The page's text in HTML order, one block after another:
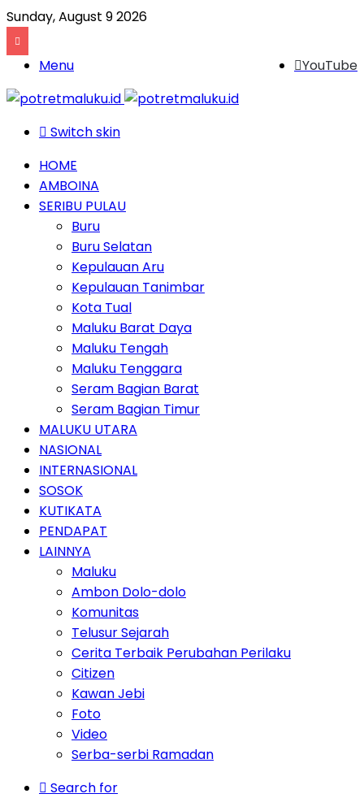
Sunday, August 9 2026
YouTube
Menu
Switch skin
HOME
AMBOINA
SERIBU PULAU
Buru
Buru Selatan
Kepulauan Aru
Kepulauan Tanimbar
Kota Tual
Maluku Barat Daya
Maluku Tengah
Maluku Tenggara
Seram Bagian Barat
Seram Bagian Timur
MALUKU UTARA
NASIONAL
INTERNASIONAL
SOSOK
KUTIKATA
PENDAPAT
LAINNYA
Maluku
Ambon Dolo-dolo
Komunitas
Telusur Sejarah
Cerita Terbaik Perubahan Perilaku
Citizen
Kawan Jebi
Foto
Video
Serba-serbi Ramadan
Search for